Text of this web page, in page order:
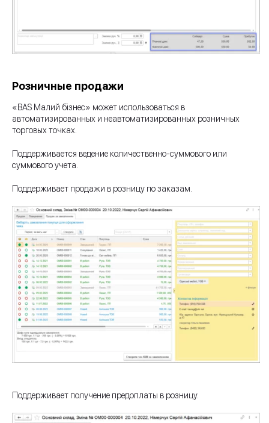
Розничные продажи
«BAS Малий бізнес» может использоваться в
автоматизированных и неавтоматизированных розничных
торговых точках.
Поддерживается ведение количественно-суммового или
суммового учета.
Поддерживает продажи в розницу по заказам.
Поддерживает получение предоплаты в розницу.